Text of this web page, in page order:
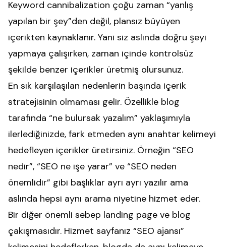
Keyword cannibalization çoğu zaman “yanlış
yapılan bir şey”den değil, plansız büyüyen
içerikten kaynaklanır. Yani siz aslında doğru şeyi
yapmaya çalışırken, zaman içinde kontrolsüz
şekilde benzer içerikler üretmiş olursunuz.
En sık karşılaşılan nedenlerin başında içerik
stratejisinin olmaması gelir. Özellikle blog
tarafında “ne bulursak yazalım” yaklaşımıyla
ilerlediğinizde, fark etmeden aynı anahtar kelimeyi
hedefleyen içerikler üretirsiniz. Örneğin “SEO
nedir”, “SEO ne işe yarar” ve “SEO neden
önemlidir” gibi başlıklar ayrı ayrı yazılır ama
aslında hepsi aynı arama niyetine hizmet eder.
Bir diğer önemli sebep landing page ve blog
çakışmasıdır. Hizmet sayfanız “SEO ajansı”